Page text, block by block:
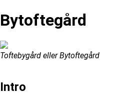
Bytoftegård
Toftebygård eller Bytoftegård
Intro